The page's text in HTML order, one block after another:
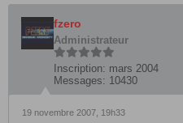
fzero
Administrateur
Inscription: mars 2004
Messages: 10430
19 novembre 2007, 19h33